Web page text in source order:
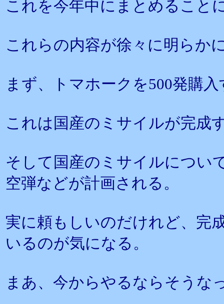
これを今年中にまとめること
これらの内容が徐々に明らか
まず、トマホークを500発購
これは国産のミサイルが完成
そして国産のミサイルについ
空弾などが計画される。
実に頼もしいのだけれど、完
いるのが気になる。
まあ、今からやるならそうな